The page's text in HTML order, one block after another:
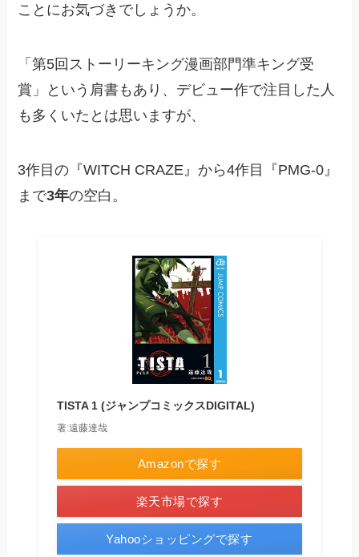
ことにお気づきでしょうか。
「第5回ストーリーキング漫画部門準キング受
賞」という肩書もあり、デビュー作で注目した人
も多くいたとは思いますが、
3作目の『WITCH CRAZE』から4作目『PMG-0』
まで3年の空白。
TISTA 1 (ジャンプコミックスDIGITAL)
著:遠藤達哉
Amazonで探す
楽天市場で探す
Yahooショッピングで探す